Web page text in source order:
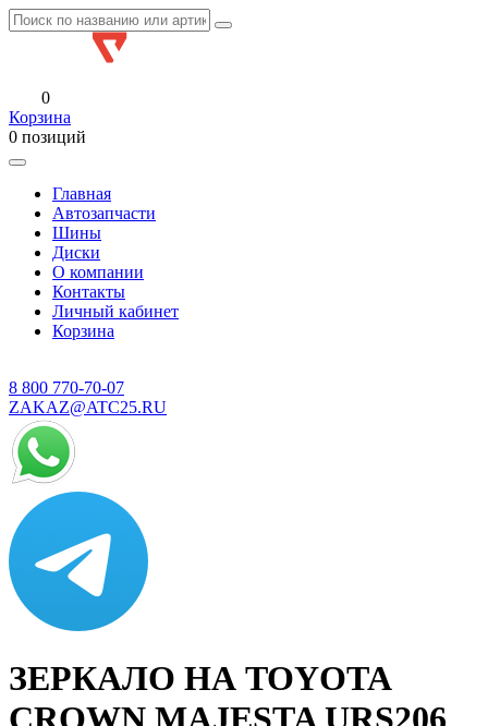
0
Корзина
0 позиций
Главная
Автозапчасти
Шины
Диски
О компании
Контакты
Личный кабинет
Корзина
8 800 770-70-07
ZAKAZ@ATC25.RU
ЗЕРКАЛО НА TOYOTA